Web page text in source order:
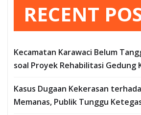
RECENT
Kecamatan Karawaci Belum
soal Proyek Rehabilitasi Gedung
Kasus Dugaan Kekerasan
Memanas, Publik Tunggu